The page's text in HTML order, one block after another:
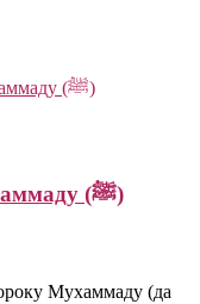
Хадис о любви к Пророку Мухаммаду (ﷺ)
Мухаммаду (да